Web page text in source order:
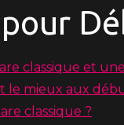
classique et
le mieux aux
classique ?